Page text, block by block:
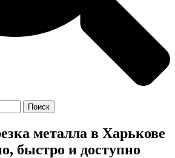
металла в Харькове
быстро и доступно